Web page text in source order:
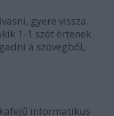
gyere vissza.
1-1 szót értenek
a szövegből,
informatikus